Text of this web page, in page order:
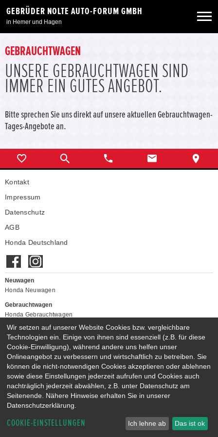
GEBRÜDER NOLTE AUTO-FORUM GMBH
in Hemer und Hagen
Neuwagen
Gebrauchtwagen
Unser Autohaus
GEBRAUCHTWAGEN
UNSERE GEBRAUCHTWAGEN SIND
IMMER EIN GUTES ANGEBOT.
Bitte sprechen Sie uns direkt auf unsere aktuellen Gebrauchtwagen-
Tages-Angebote an.
Kontakt
Impressum
Datenschutz
AGB
Honda Deutschland
Neuwagen
Honda Neuwagen
Gebrauchtwagen
Honda Gebrauchtwagen
Honda Vorführwagen
Gesamtbestand
NEUWAGENMODELLE
HONDA JAZZ E:HEV
HONDA CIVIC E:HEV
HONDA PRELUDE E:HEV
HONDA HR-V E:HEV
HONDA ZR-V E:HEV
HONDA CR-V E:HEV & E:PHEV
Wir setzen auf unserer Website Cookies bzw. vergleichbare
Technologien ein. Einige von ihnen sind essenziell (z.B. für diese
Cookie-Einwilligung), während andere uns helfen unser
Onlineangebot zu verbessern und wirtschaftlich zu betreiben. Sie
können die nicht-notwendigen Cookies akzeptieren oder ablehnen
sowie diese Einstellungen jederzeit aufrufen und Cookies auch
nachträglich jederzeit abwählen, z.B. unter Datenschutz am
Seitenende. Nähere Hinweise erhalten Sie in unserer
Datenschutzerklärung.
COOKIE-EINSTELLUNGEN Ich lehne ab Das ist ok